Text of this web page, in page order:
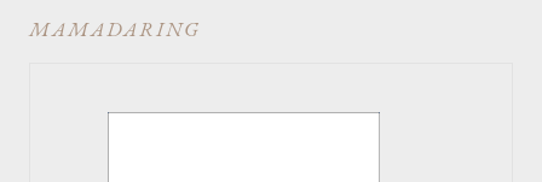
MAMADARING